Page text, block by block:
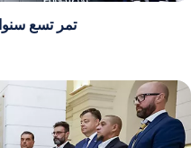
تمر تسع